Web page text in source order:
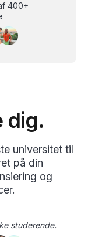
400+
dig.
universitet til
på din
og
studerende.